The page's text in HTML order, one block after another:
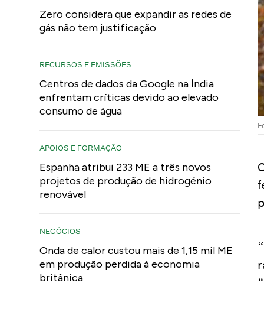
Zero considera que expandir as redes de
gás não tem justificação
RECURSOS E EMISSÕES
Centros de dados da Google na Índia
enfrentam críticas devido ao elevado
consumo de água
APOIOS E FORMAÇÃO
Espanha atribui 233 ME a três novos
projetos de produção de hidrogénio
renovável
NEGÓCIOS
Onda de calor custou mais de 1,15 mil ME
em produção perdida à economia
britânica